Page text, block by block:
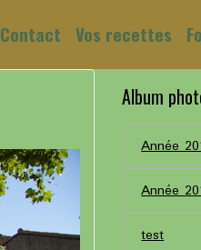
Contact Vos recettes
Album
Année
Année
test